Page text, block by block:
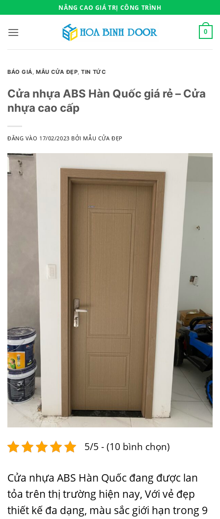
qua
nội
NÂNG CAO GIÁ TRỊ CÔNG TRÌNH
0
BÁO GIÁ,MẪU CỬA ĐẸP,TIN TỨC
Cửa nhựa ABS Hàn Quốc giá rẻ – Cửa
nhựa cao cấp
ĐĂNG VÀO 17/02/2023 BỞI MẪU CỬA ĐẸP
5/5 - (10 bình chọn)
Cửa nhựa ABS Hàn Quốc đang được lan
tỏa trên thị trường hiện nay, Với vẻ đẹp
thiết kế đa dạng, màu sắc giới hạn trong 9